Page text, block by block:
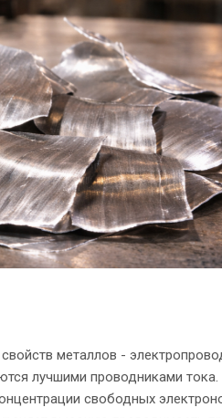
металлов -
лучшими проводниками тока.
свободных